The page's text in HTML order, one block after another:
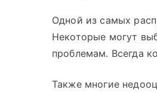
Одной из самых
Некоторые могут
проблемам. Всегда
Также многие